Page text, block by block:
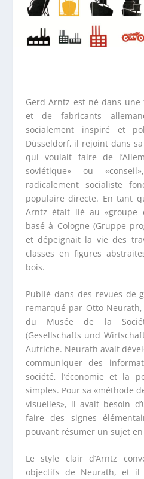
Gerd Arntz est né dans
et de fabricants
socialement inspiré et
Düsseldorf, il rejoint dans
qui voulait faire de
soviétique» ou
radicalement socialiste
populaire directe. En tant
Arntz était lié au «groupe
basé à Cologne (Gruppe
et dépeignait la vie des
classes en figures
bois.
Publié dans des revues de
remarqué par Otto
du Musée de la
(Gesellschafts und
Autriche. Neurath avait
communiquer des
société, l’économie et la
simples. Pour sa «méthode
visuelles», il avait besoin
faire des signes
pouvant résumer un sujet
Le style clair d’Arntz
objectifs de Neurath, et il